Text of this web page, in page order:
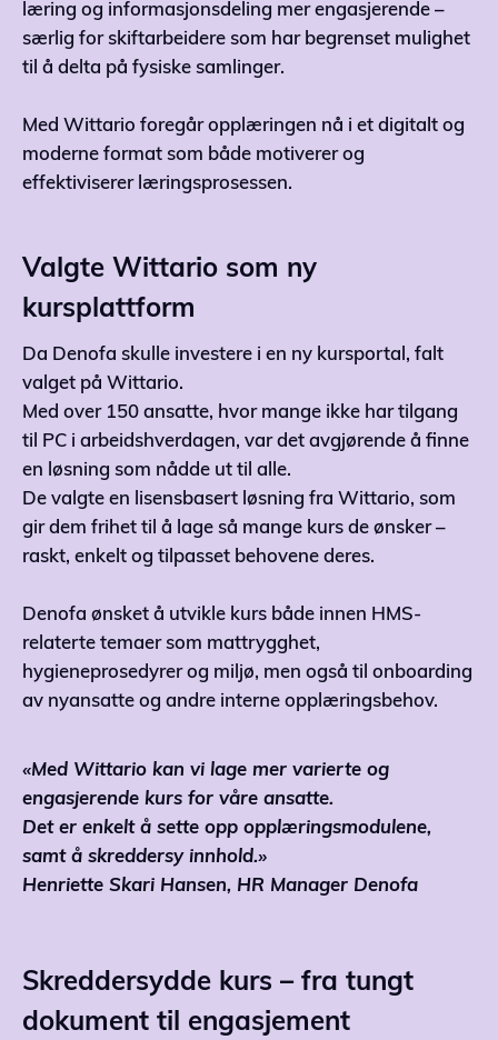
læring og informasjonsdeling mer engasjerende –
særlig for skiftarbeidere som har begrenset mulighet
til å delta på fysiske samlinger.
Med Wittario foregår opplæringen nå i et digitalt og
moderne format som både motiverer og
effektiviserer læringsprosessen.
Valgte Wittario som ny
kursplattform
Da Denofa skulle investere i en ny kursportal, falt
valget på Wittario.
Med over 150 ansatte, hvor mange ikke har tilgang
til PC i arbeidshverdagen, var det avgjørende å finne
en løsning som nådde ut til alle.
De valgte en lisensbasert løsning fra Wittario, som
gir dem frihet til å lage så mange kurs de ønsker –
raskt, enkelt og tilpasset behovene deres.
Denofa ønsket å utvikle kurs både innen HMS-
relaterte temaer som mattrygghet,
hygieneprosedyrer og miljø, men også til onboarding
av nyansatte og andre interne opplæringsbehov.
«Med Wittario kan vi lage mer varierte og
engasjerende kurs for våre ansatte.
Det er enkelt å sette opp opplæringsmodulene,
samt å skreddersy innhold.»
Henriette Skari Hansen, HR Manager Denofa
Skreddersydde kurs – fra tungt
dokument til engasjement